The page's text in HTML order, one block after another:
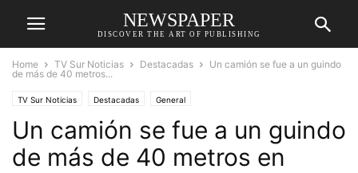
NEWSPAPER
DISCOVER THE ART OF PUBLISHING
Home TV Sur Noticias Destacadas
Un camión se fue a un guindo
de más de 40 metros...
TV Sur Noticias Destacadas General
Un camión se fue a un guindo
de más de 40 metros en